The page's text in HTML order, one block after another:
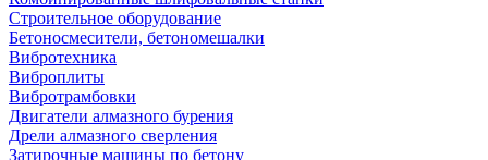
Строительное оборудование
Бетоносмесители, бетономешалки
Вибротехника
Виброплиты
Вибротрамбовки
Двигатели алмазного бурения
Дрели алмазного сверления
Затирочные машины по бетону